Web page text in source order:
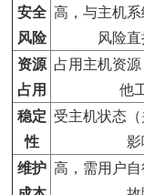
安全
风险
高，与主机系
风险
资源
占用
占用主机资
他
稳定
性
受主机状态（
维护 高，需用户自